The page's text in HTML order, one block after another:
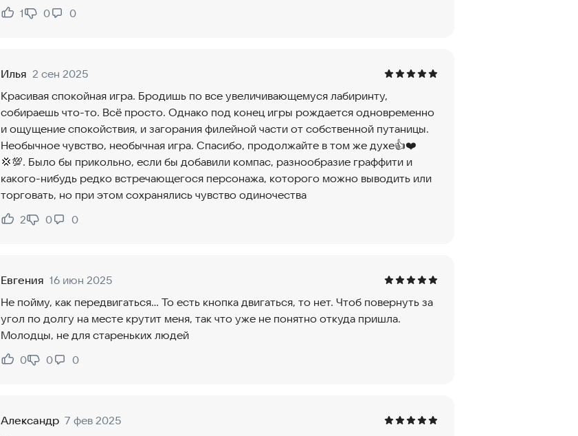
Нравится:
1
Не нравится:
0 0
Илья 2 сен 2025
Красивая спокойная игра. Бродишь по все увеличивающемуся лабиринту,
собираешь что-то. Всё просто. Однако под конец игры рождается одновременно
и ощущение спокойствия, и загорания филейной части от собственной путаницы.
Необычное чувство, необычная игра. Спасибо, продолжайте в том же духе👍❤️
💢💯. Было бы прикольно, если бы добавили компас, разнообразие граффити и
какого-нибудь редко встречающегося персонажа, которого можно выводить или
торговать, но при этом сохранялись чувство одиночества
Нравится:
2
Не нравится:
0 0
Евгения 16 июн 2025
Не пойму, как передвигаться... То есть кнопка двигаться, то нет. Чтоб повернуть за
угол по долгу на месте крутит меня, так что уже не понятно откуда пришла.
Молодцы, не для стареньких людей
Нравится:
0
Не нравится:
0 0
Александр 7 фев 2025